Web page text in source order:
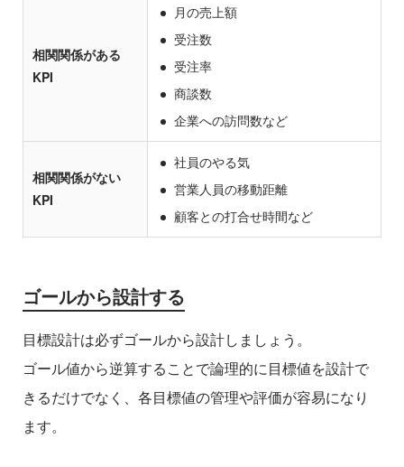
相関関係がある
KPI
月の売上額
受注数
受注率
商談数
企業への訪問数など
相関関係がない
KPI
社員のやる気
営業人員の移動距離
顧客との打合せ時間など
ゴールから設計する
目標設計は必ずゴールから設計しましょう。
ゴール値から逆算することで論理的に目標値を設計で
きるだけでなく、各目標値の管理や評価が容易になり
ます。